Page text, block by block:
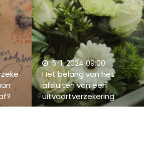
5-1-2024 09:00
Het belang van het
afsluiten van een
uitvaartverzekering